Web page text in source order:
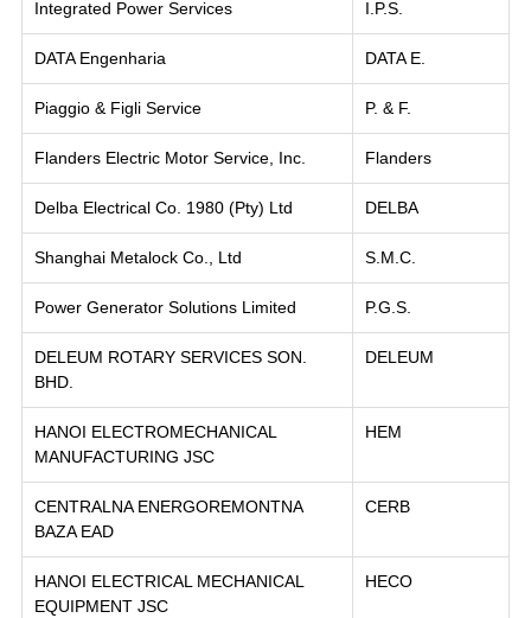
Integrated Power Services I.P.S.
DATA Engenharia DATA E.
Piaggio & Figli Service P. & F.
Flanders Electric Motor Service, Inc. Flanders
Delba Electrical Co. 1980 (Pty) Ltd DELBA
Shanghai Metalock Co., Ltd S.M.C.
Power Generator Solutions Limited P.G.S.
DELEUM ROTARY SERVICES SON.
BHD.
DELEUM
HANOI ELECTROMECHANICAL
MANUFACTURING JSC
HEM
CENTRALNA ENERGOREMONTNA
BAZA EAD
CERB
HANOI ELECTRICAL MECHANICAL
EQUIPMENT JSC
HECO